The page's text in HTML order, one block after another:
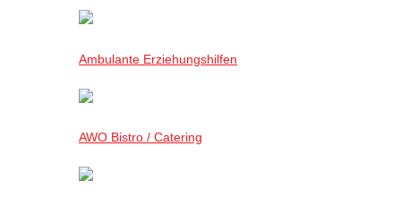
Ambulante Erziehungshilfen
AWO Bistro / Catering